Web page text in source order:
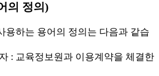
의 정의)
용하는 용어의 정의는 다음과 같습
: 교육정보원과 이용계약을 체결한